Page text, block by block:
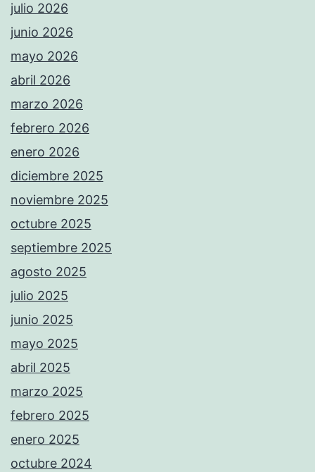
julio 2026
junio 2026
mayo 2026
abril 2026
marzo 2026
febrero 2026
enero 2026
diciembre 2025
noviembre 2025
octubre 2025
septiembre 2025
agosto 2025
julio 2025
junio 2025
mayo 2025
abril 2025
marzo 2025
febrero 2025
enero 2025
octubre 2024